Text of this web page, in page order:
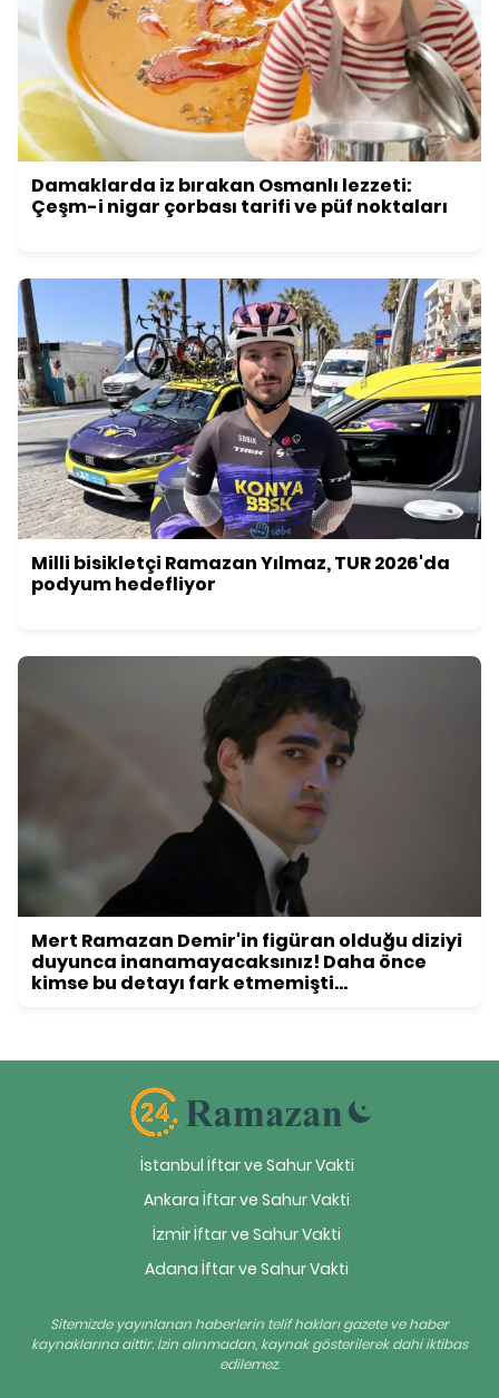
Damaklarda iz bırakan Osmanlı lezzeti:
Çeşm-i nigar çorbası tarifi ve püf noktaları
Milli bisikletçi Ramazan Yılmaz, TUR 2026'da
podyum hedefliyor
Mert Ramazan Demir'in figüran olduğu diziyi
duyunca inanamayacaksınız! Daha önce
kimse bu detayı fark etmemişti...
İstanbul İftar ve Sahur Vakti
Ankara İftar ve Sahur Vakti
İzmir İftar ve Sahur Vakti
Adana İftar ve Sahur Vakti
Sitemizde yayınlanan haberlerin telif hakları gazete ve haber
kaynaklarına aittir. İzin alınmadan, kaynak gösterilerek dahi iktibas
edilemez.